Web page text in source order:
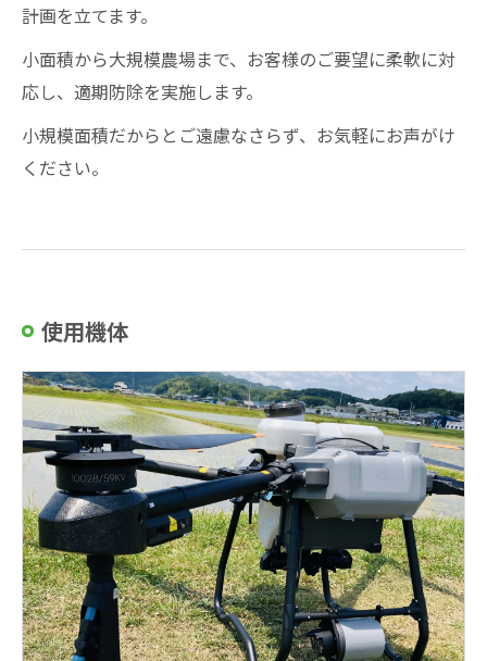
計画を立てます。
小面積から大規模農場まで、お客様のご要望に柔軟に対
応し、適期防除を実施します。
小規模面積だからとご遠慮なさらず、お気軽にお声がけ
ください。
使用機体